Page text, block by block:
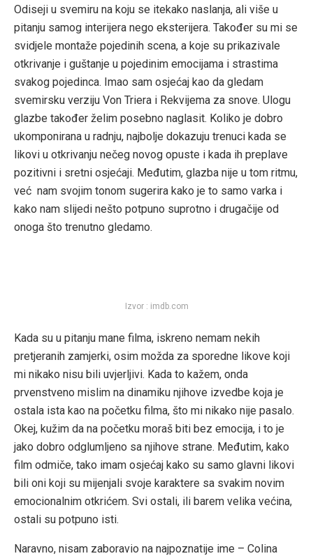
Odiseji u svemiru na koju se itekako naslanja, ali više u
pitanju samog interijera nego eksterijera. Također su mi se
svidjele montaže pojedinih scena, a koje su prikazivale
otkrivanje i guštanje u pojedinim emocijama i strastima
svakog pojedinca. Imao sam osjećaj kao da gledam
svemirsku verziju Von Triera i Rekvijema za snove. Ulogu
glazbe također želim posebno naglasit. Koliko je dobro
ukomponirana u radnju, najbolje dokazuju trenuci kada se
likovi u otkrivanju nečeg novog opuste i kada ih preplave
pozitivni i sretni osjećaji. Međutim, glazba nije u tom ritmu,
već nam svojim tonom sugerira kako je to samo varka i
kako nam slijedi nešto potpuno suprotno i drugačije od
onoga što trenutno gledamo.
Izvor : imdb.com
Kada su u pitanju mane filma, iskreno nemam nekih
pretjeranih zamjerki, osim možda za sporedne likove koji
mi nikako nisu bili uvjerljivi. Kada to kažem, onda
prvenstveno mislim na dinamiku njihove izvedbe koja je
ostala ista kao na početku filma, što mi nikako nije pasalo.
Okej, kužim da na početku moraš biti bez emocija, i to je
jako dobro odglumljeno sa njihove strane. Međutim, kako
film odmiče, tako imam osjećaj kako su samo glavni likovi
bili oni koji su mijenjali svoje karaktere sa svakim novim
emocionalnim otkrićem. Svi ostali, ili barem velika većina,
ostali su potpuno isti.
Naravno, nisam zaboravio na najpoznatije ime – Colina